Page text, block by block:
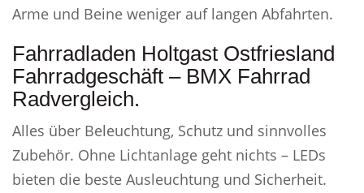
Arme und Beine weniger auf langen Abfahrten.
Fahrradladen Holtgast Ostfriesland
Fahrradgeschäft – BMX Fahrrad
Radvergleich.
Alles über Beleuchtung, Schutz und sinnvolles
Zubehör. Ohne Lichtanlage geht nichts – LEDs
bieten die beste Ausleuchtung und Sicherheit.